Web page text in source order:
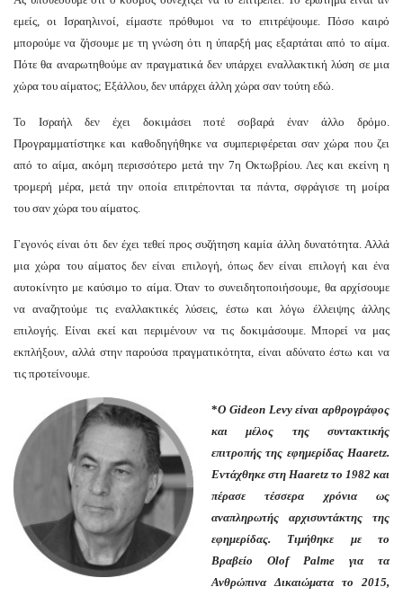
εμείς, οι Ισραηλινοί, είμαστε πρόθυμοι να το επιτρέψουμε. Πόσο καιρό
μπορούμε να ζήσουμε με τη γνώση ότι η ύπαρξή μας εξαρτάται από το αίμα.
Πότε θα αναρωτηθούμε αν πραγματικά δεν υπάρχει εναλλακτική λύση σε μια
χώρα του αίματος; Εξάλλου, δεν υπάρχει άλλη χώρα σαν τούτη εδώ.
Το Ισραήλ δεν έχει δοκιμάσει ποτέ σοβαρά έναν άλλο δρόμο.
Προγραμματίστηκε και καθοδηγήθηκε να συμπεριφέρεται σαν χώρα που ζει
από το αίμα, ακόμη περισσότερο μετά την 7η Οκτωβρίου. Λες και εκείνη η
τρομερή μέρα, μετά την οποία επιτρέπονται τα πάντα, σφράγισε τη μοίρα
του σαν χώρα του αίματος.
Γεγονός είναι ότι δεν έχει τεθεί προς συζήτηση καμία άλλη δυνατότητα. Αλλά
μια χώρα του αίματος δεν είναι επιλογή, όπως δεν είναι επιλογή και ένα
αυτοκίνητο με καύσιμο το αίμα. Όταν το συνειδητοποιήσουμε, θα αρχίσουμε
να αναζητούμε τις εναλλακτικές λύσεις, έστω και λόγω έλλειψης άλλης
επιλογής. Είναι εκεί και περιμένουν να τις δοκιμάσουμε. Μπορεί να μας
εκπλήξουν, αλλά στην παρούσα πραγματικότητα, είναι αδύνατο έστω και να
τις προτείνουμε.
*Ο Gideon Levy είναι αρθρογράφος
και μέλος της συντακτικής
επιτροπής της εφημερίδας Haaretz.
Εντάχθηκε στη Haaretz το 1982 και
πέρασε τέσσερα χρόνια ως
αναπληρωτής αρχισυντάκτης της
εφημερίδας. Τιμήθηκε με το
Βραβείο Olof Palme για τα
Ανθρώπινα Δικαιώματα το 2015,